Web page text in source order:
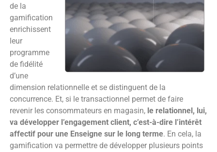
de la
gamification
enrichissent
leur
programme
de fidélité
d’une
dimension relationnelle et se distinguent de la
concurrence. Et, si le transactionnel permet de faire
revenir les consommateurs en magasin, le relationnel, lui,
va développer l’engagement client, c’est-à-dire l’intérêt
affectif pour une Enseigne sur le long terme. En cela, la
gamification va permettre de développer plusieurs points